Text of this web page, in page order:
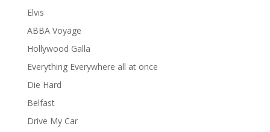
Elvis
ABBA Voyage
Hollywood Galla
Everything Everywhere all at once
Die Hard
Belfast
Drive My Car